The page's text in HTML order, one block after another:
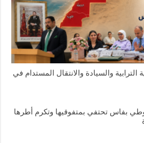
الترابية والسيادة والانتقال المستدام في
بفاس تحتفي بمتفوقيها وتكرم أطرها